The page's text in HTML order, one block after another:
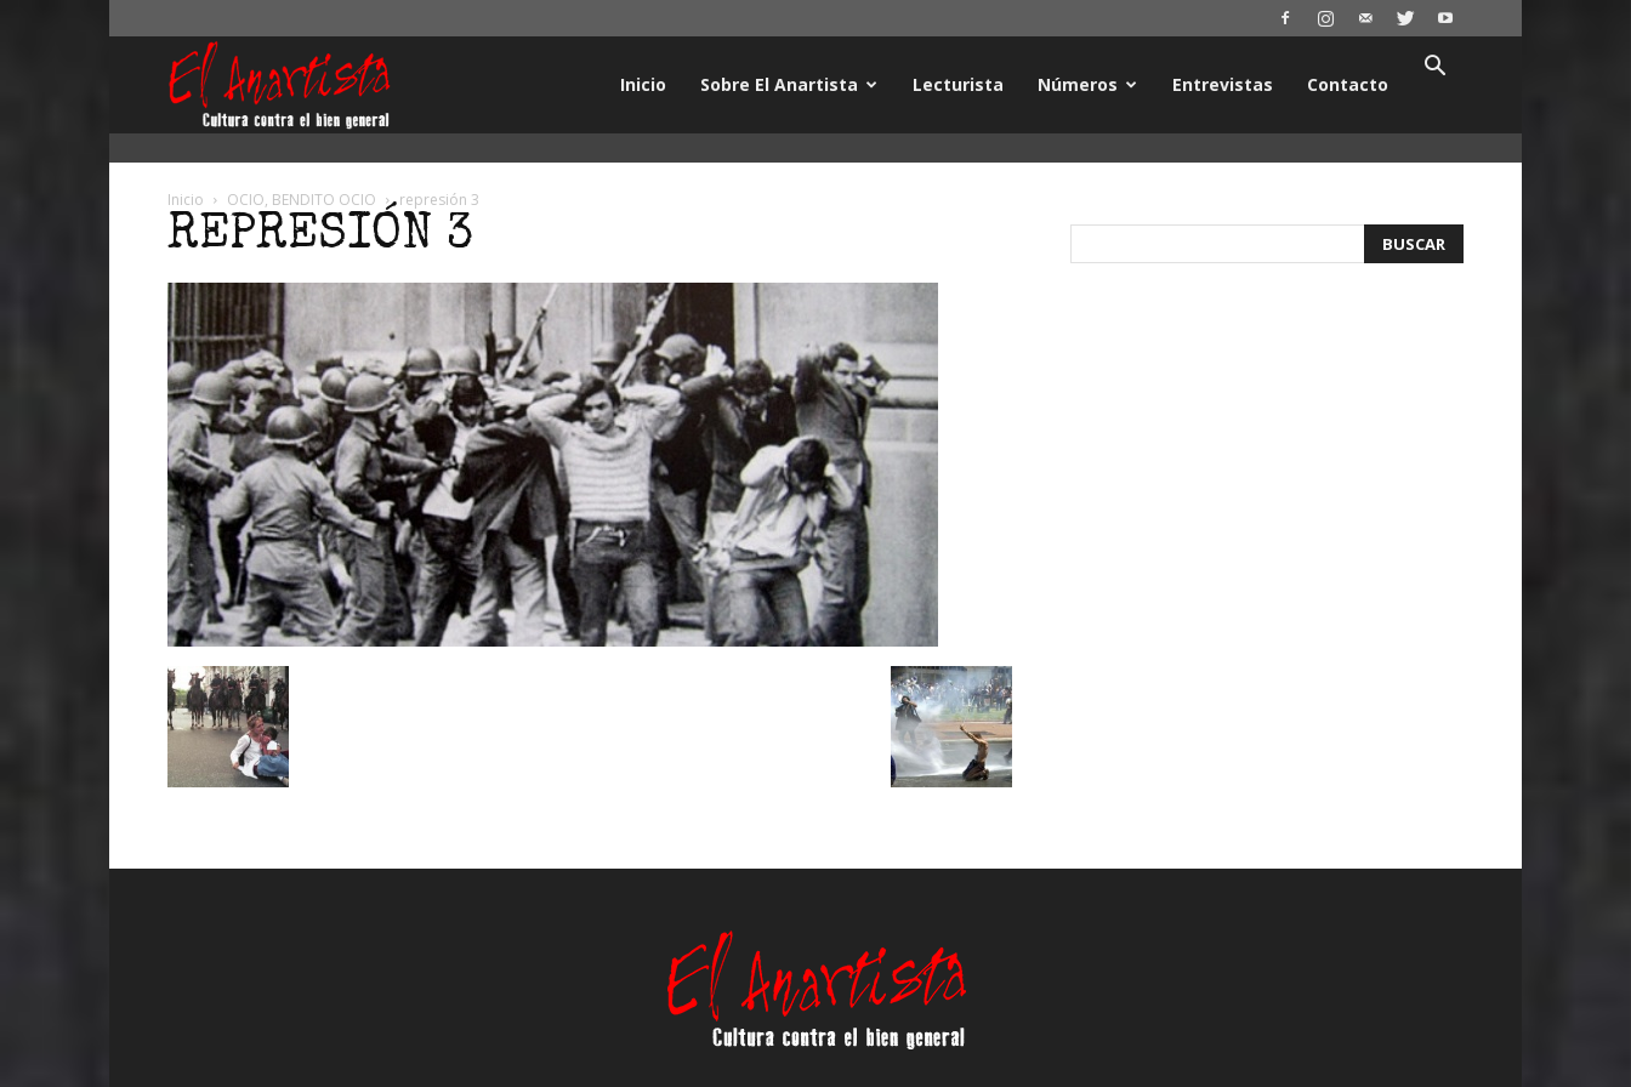
Inicio Sobre El Anartista Lecturista Números Entrevistas Contacto
Inicio OCIO, BENDITO OCIO represión 3
REPRESIÓN 3